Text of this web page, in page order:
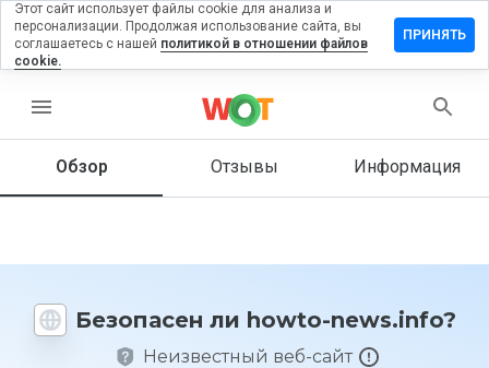
menu
Обзор Отзывы Информация
Безопасен ли howto-news.info?
Неизвестный веб-сайт
на
оценили
сайт от
1 до 5?
Этот сайт использует файлы cookie для анализа и
персонализации. Продолжая использование сайта, вы
соглашаетесь с нашей политикой в отношении файлов
cookie.
ПРИНЯТЬ